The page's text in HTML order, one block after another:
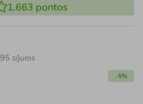
1.663 pontos
95 s/juros
-5%